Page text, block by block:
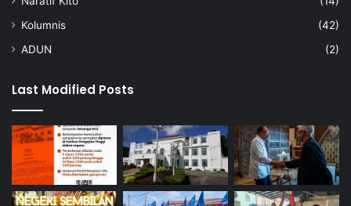
Kolumnis
(42)
ADUN
(2)
Last Modified Posts